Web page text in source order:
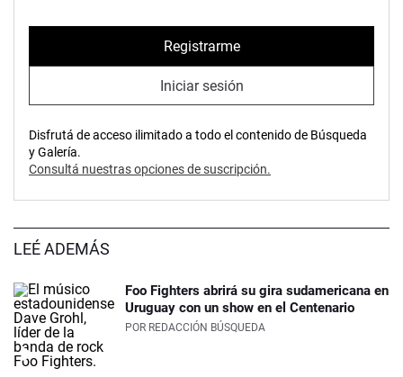
Registrarme
Iniciar sesión
Disfrutá de acceso ilimitado a todo el contenido de Búsqueda
y Galería.
Consultá nuestras opciones de suscripción.
LEÉ ADEMÁS
Foo Fighters abrirá su gira sudamericana en
Uruguay con un show en el Centenario
POR REDACCIÓN BÚSQUEDA